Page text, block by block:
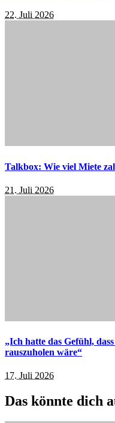
22. Juli 2026
Talkbox: Wie viel Miete
21. Juli 2026
„Ich hatte das Gefühl,
rauszuholen wäre“
17. Juli 2026
Das könnte dich